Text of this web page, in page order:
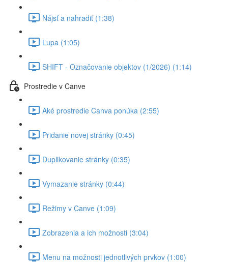
Nájsť a nahradiť (1:38)
Lupa (1:05)
SHIFT - Označovanie objektov (1/2026) (1:14)
Prostredie v Canve
Aké prostredie Canva ponúka (2:55)
Pridanie novej stránky (0:45)
Duplikovanie stránky (0:35)
Vymazanie stránky (0:44)
Režimy v Canve (1:09)
Zobrazenia a ich možnosti (3:04)
Menu na možnosti jednotlivých prvkov (1:00)